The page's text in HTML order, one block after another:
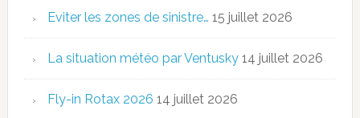
Eviter les zones de sinistre… 15 juillet 2026
La situation météo par Ventusky 14 juillet 2026
Fly-in Rotax 2026 14 juillet 2026